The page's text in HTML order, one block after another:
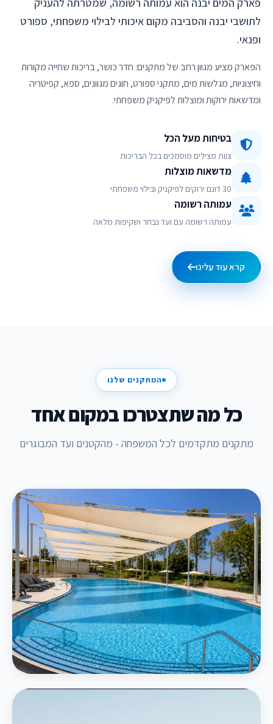
פארק המים יבנה הוא עמותה רשומה, שמטרתה להעניק
לתושבי יבנה והסביבה מקום איכותי לבילוי משפחתי, ספורט
ופנאי.
הפארק מציע מגוון רחב של מתקנים: חדר כושר, בריכות שחייה מקורות
וחיצוניות, מגלשות מים, מתקני ספורט, חוגים מגוונים, ספא, קפיטריה
ומדשאות ירוקות ומוצלות לפיקניק משפחתי.
בטיחות מעל הכל
צוות מצילים מוסמכים בכל הבריכות
מדשאות מוצלות
30 דונם ירוקים לפיקניק ובילוי משפחתי
עמותה רשומה
עמותה רשומה עם ועד נבחר ושקיפות מלאה
קרא עוד עלינו
המתקנים שלנו
כל מה שתצטרכו במקום אחד
מתקנים מתקדמים לכל המשפחה - מהקטנים ועד המבוגרים